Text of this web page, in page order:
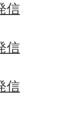
信
信
信